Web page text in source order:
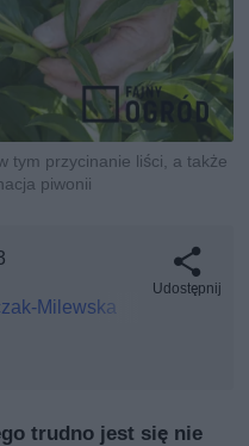
tym przycinanie liści, a także
piwonii
Milewska
Udostępnij
trudno jest się nie